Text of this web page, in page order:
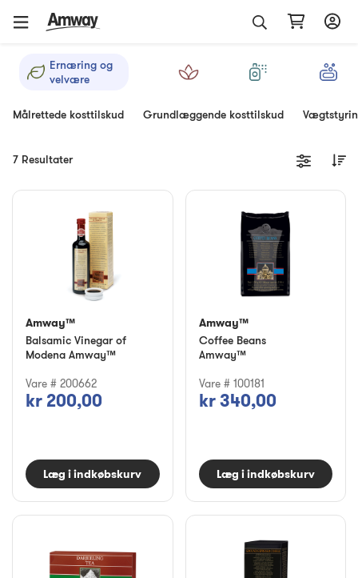
Ernæring og
velvære
Målrettede kosttilskud Grundlæggende kosttilskud
7 Resultater
Amway™
Balsamic Vinegar of
Modena Amway™
Vare # 200662
kr 200,00
Læg i indkøbskurv
Amway™
Coffee Beans
Amway™
Vare # 100181
kr 340,00
Læg i indkøbskurv